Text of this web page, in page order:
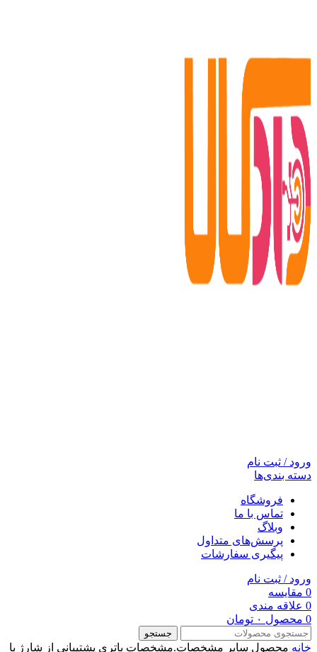
ورود / ثبت نام
دسته بندی‌ها
فروشگاه
تماس با ما
وبلاگ
پرسش‌های متداول
پیگیری سفارشات
ورود / ثبت نام
0 مقایسه
0 علاقه مندی
0 محصول ۰ تومان
جستجو
خانه محصول ساير مشخصات.مشخصات باتري پشتیبانی از شارژ با